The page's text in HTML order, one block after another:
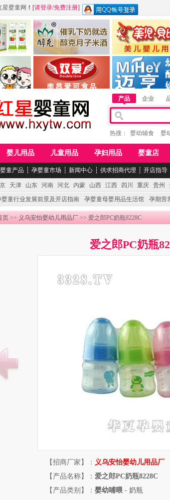
星婴童网 ！ [请登录/免费注册]
限公司
用品公司
江西醇之客月子米酒 惠州市美儿婴儿用
湖南迈亨母婴用品有
产品 企业
热搜： 婴幼辅食 婴
婴儿用品 儿童用品 孕妇用品 婴童店
童产品 ┆ 孕婴童市场 ┆ 新闻中心 ┆ 供求招商代理 ┆ 开店指导
天津 山东 河南 河北 内蒙 山西 江西 四川 重庆 贵州
婴童行业发展前景及开店指南 孕婴童母婴用品生活馆 孕期营
页 >> 义乌安怡婴幼儿用品厂 >> 爱之郎PC奶瓶8228C
爱之郎PC奶瓶
【招商厂家】： 义乌安怡婴幼儿用品厂
【产品名称】： 爱之郎PC奶瓶8228C
【产品类别】： 婴幼哺喂 - 奶瓶